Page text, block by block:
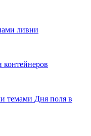
ливни
темами Дня поля в